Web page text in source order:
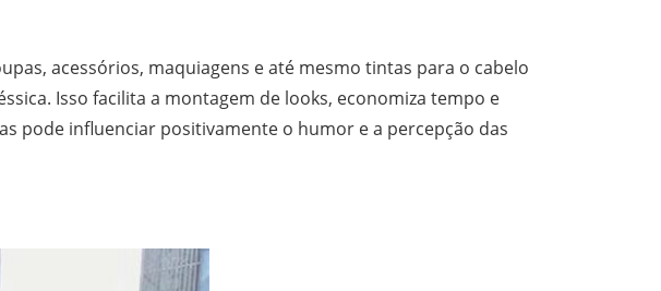
acessórios, maquiagens e até mesmo tintas para o cabelo
Isso facilita a montagem de looks, economiza tempo e
pode influenciar positivamente o humor e a percepção das